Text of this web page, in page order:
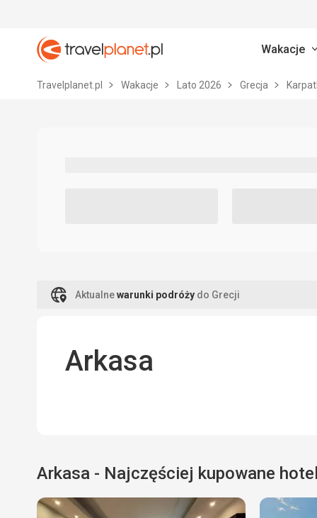
Travelplanet.pl
Wakacje
Travelplanet.pl Wakacje Lato 2026 Grecja
Aktualnewarunki podróży do Grecji
Arkasa
Arkasa - Najczęściej kupowane